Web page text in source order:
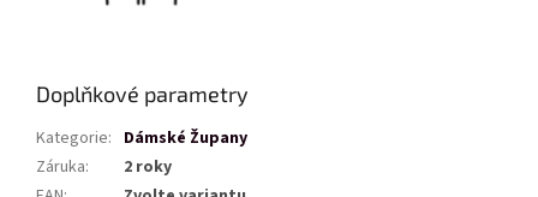
Doplňkové parametry
Kategorie: Dámské Župany
Záruka:
2 roky